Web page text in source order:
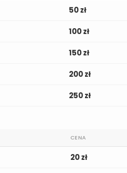
50 zł
100 zł
150 zł
200 zł
250 zł
CENA
20 zł